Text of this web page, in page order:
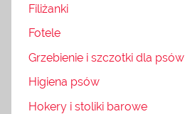
Filiżanki
Fotele
Grzebienie i szczotki dla psów
Higiena psów
Hokery i stoliki barowe